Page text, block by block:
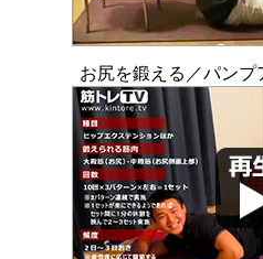
お尻を鍛える／パン